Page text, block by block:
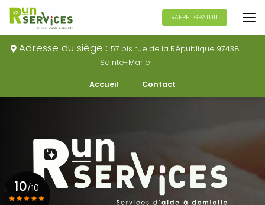
Aller
au
principal
Adresse du siège : 57 bis rue de la République 97438
Sainte-Marie
Accueil Contact
RAPPEL GRATUIT
10/10